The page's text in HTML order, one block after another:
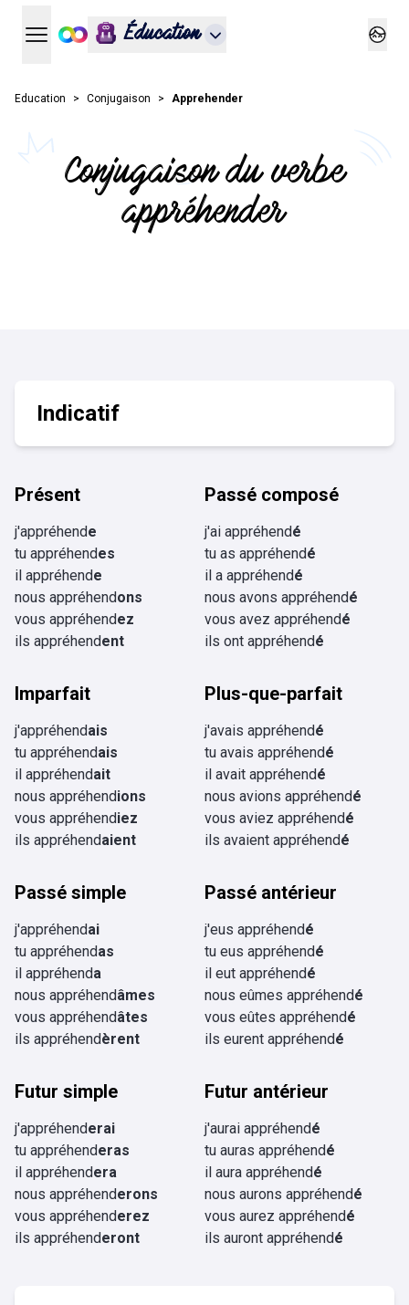
Ouvrir le menu principal
Éducation
Education Conjugaison Apprehender
Conjugaison du verbe
appréhender
Indicatif
Présent
j'appréhende
tu appréhendes
il appréhende
nous appréhendons
vous appréhendez
ils appréhendent
Passé composé
j'ai appréhendé
tu as appréhendé
il a appréhendé
nous avons appréhendé
vous avez appréhendé
ils ont appréhendé
Imparfait
j'appréhendais
tu appréhendais
il appréhendait
nous appréhendions
vous appréhendiez
ils appréhendaient
Plus-que-parfait
j'avais appréhendé
tu avais appréhendé
il avait appréhendé
nous avions appréhendé
vous aviez appréhendé
ils avaient appréhendé
Passé simple
j'appréhendai
tu appréhendas
il appréhenda
nous appréhendâmes
vous appréhendâtes
ils appréhendèrent
Passé antérieur
j'eus appréhendé
tu eus appréhendé
il eut appréhendé
nous eûmes appréhendé
vous eûtes appréhendé
ils eurent appréhendé
Futur simple
j'appréhenderai
tu appréhenderas
il appréhendera
nous appréhenderons
vous appréhenderez
ils appréhenderont
Futur antérieur
j'aurai appréhendé
tu auras appréhendé
il aura appréhendé
nous aurons appréhendé
vous aurez appréhendé
ils auront appréhendé